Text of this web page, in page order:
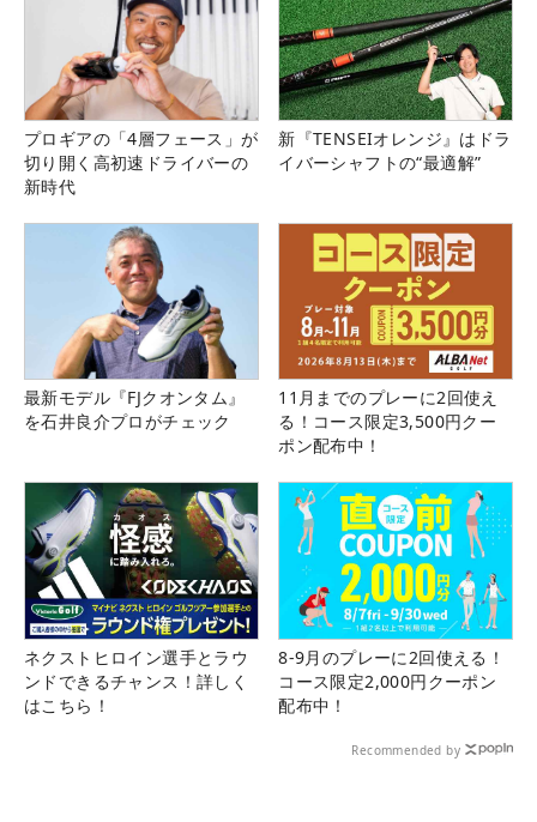
プロギアの「4層フェース」が
切り開く高初速ドライバーの
新時代
新『TENSEIオレンジ』はドラ
イバーシャフトの“最適解”
最新モデル『FJクオンタム』
を石井良介プロがチェック
11月までのプレーに2回使え
る！コース限定3,500円クー
ポン配布中！
ネクストヒロイン選手とラウ
ンドできるチャンス！詳しく
はこちら！
8-9月のプレーに2回使える！
コース限定2,000円クーポン
配布中！
Recommended by